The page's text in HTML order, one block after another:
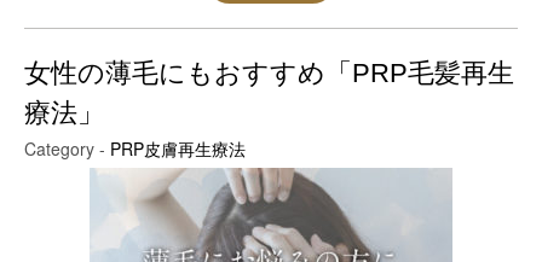
女性の薄毛にもおすすめ「PRP毛髪再生
療法」
Category - PRP皮膚再生療法